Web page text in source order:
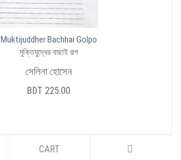
Muktijuddher Bachhai Golpo
মুক্তিযুদ্ধের বাছাই গল্প
সেলিনা হোসেন
BDT 225.00
CART